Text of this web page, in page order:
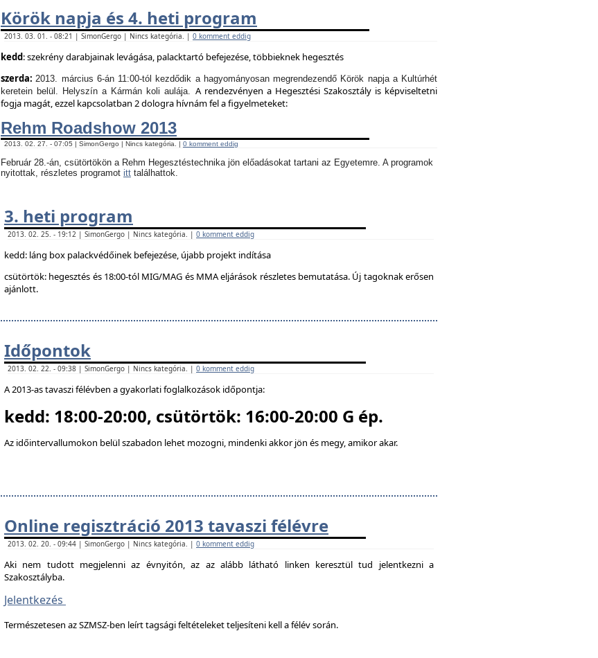
Körök napja és 4. heti program
2013. 03. 01. - 08:21 | SimonGergo | Nincs kategória. | 0 komment eddig
kedd: szekrény darabjainak levágása, palacktartó befejezése, többieknek hegesztés
szerda:2013. március 6-án 11:00-tól kezdődik a hagyományosan megrendezendő Körök napja a Kultúrhét
keretein belül. Helyszín a Kármán koli aulája. A rendezvényen a Hegesztési Szakosztály is képviseltetni
fogja magát, ezzel kapcsolatban 2 dologra hívnám fel a figyelmeteket:
Rehm Roadshow 2013
2013. 02. 27. - 07:05 | SimonGergo | Nincs kategória. | 0 komment eddig
Február 28.-án, csütörtökön a Rehm Hegesztéstechnika jön előadásokat tartani az Egyetemre. A programok
nyitottak, részletes programot itt találhattok.
3. heti program
2013. 02. 25. - 19:12 | SimonGergo | Nincs kategória. | 0 komment eddig
kedd: láng box palackvédőinek befejezése, újabb projekt indítása
csütörtök: hegesztés és 18:00-tól MIG/MAG és MMA eljárások részletes bemutatása. Új tagoknak erősen
ajánlott.
Időpontok
2013. 02. 22. - 09:38 | SimonGergo | Nincs kategória. | 0 komment eddig
A 2013-as tavaszi félévben a gyakorlati foglalkozások időpontja:
kedd: 18:00-20:00, csütörtök: 16:00-20:00 G ép.
Az időintervallumokon belül szabadon lehet mozogni, mindenki akkor jön és megy, amikor akar.
Online regisztráció 2013 tavaszi félévre
2013. 02. 20. - 09:44 | SimonGergo | Nincs kategória. | 0 komment eddig
Aki nem tudott megjelenni az évnyitón, az az alább látható linken keresztül tud jelentkezni a
Szakosztályba.
Jelentkezés
Természetesen az SZMSZ-ben leírt tagsági feltételeket teljesíteni kell a félév során.